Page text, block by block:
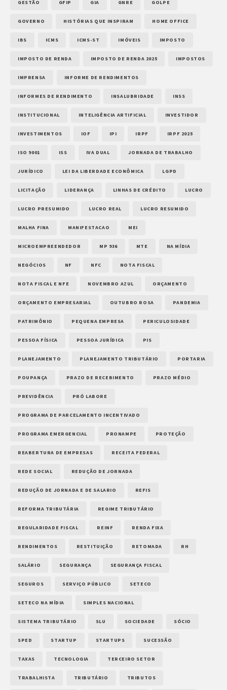
GESTÃO GFIP GIA GNRE GOLPE
GOVERNO HISTÓRIAS QUE INSPIRAM HOME OFFICE
IBS ICMS ICMS-ST IMÓVEIS IMPOSTO
IMPOSTO DE RENDA IMPOSTO DE RENDA 2025 IMPOSTOS
IMPRENSA INFORME DE RENDIMENTOS
INFORMES DE RENDIMENTO INSALUBRIDADE INSS
INSTITUCIONAL INTELIGÊNCIA ARTIFICIAL INVESTIDOR
INVESTIMENTOS IOF IPI IRPF IRPF 2025
ISO 9001 ISS IVA DUAL JORNADA DE TRABALHO
JURÍDICO LEI DA LIBERDADE ECONÔMICA LGPD
LICITAÇÃO LIDERANÇA LINHAS DE CRÉDITO LUCRO
LUCRO PRESUMIDO LUCRO REAL LUCRO RESUMIDO
MALHA FINA MANIFESTACAO MEI
MICROEMPREENDEDOR MP 936 MTE NA MÍDIA
NEGÓCIOS NF NFC NOTA FISCAL
NOTA FISCAL E NFE NOVEMBRO AZUL ORÇAMENTO
ORÇAMENTO EMPRESARIAL OUTUBRO ROSA PANDEMIA
PATRIMÔNIO PEQUENA EMPRESA PERICULOSIDADE
PESSOA FÍSICA PESSOA JURÍDICA PIS
PLANEJAMENTO PLANEJAMENTO TRIBUTÁRIO PORTARIA
POUPANÇA PRAZO DE RECEBIMENTO PRAZO MÉDIO
PREVIDÊNCIA PRÓ LABORE
PROGRAMA DE PARCELAMENTO INCENTIVADO
PROGRAMA EMERGENCIAL PRONAMPE PROTEÇÃO
REABERTURA DE EMPRESAS RECEITA FEDERAL
REDE SOCIAL REDUÇÃO DE JORNADA
REDUÇÃO DE JORNADA E DE SALARIO REFIS
REFORMA TRIBUTÁRIA REGIME TRIBUTÁRIO
REGULARIDADE FISCAL REINF RENDA FIXA
RENDIMENTOS RESTITUIÇÃO RETOMADA RH
SALÁRIO SEGURANÇA SEGURANÇA FISCAL
SEGUROS SERVIÇO PÚBLICO SETECO
SETECO NA MÍDIA SIMPLES NACIONAL
SISTEMA TRIBUTÁRIO SLU SOCIEDADE SÓCIO
SPED STARTUP STARTUPS SUCESSÃO
TAXAS TECNOLOGIA TERCEIRO SETOR
TRABALHISTA TRIBUTÁRIO TRIBUTOS